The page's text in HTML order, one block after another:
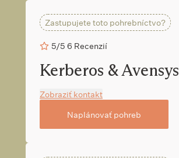
Zastupujete toto pohrebníctvo?
5/5 6 Recenzií
Kerberos & Avensys
Zobraziť kontakt
Naplánovať pohreb